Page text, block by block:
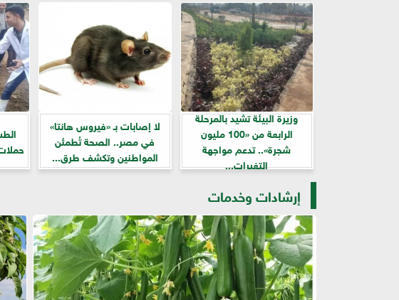
وزيرة البيئة تشيد بالمرحلة
الرابعة من «100 مليون
شجرة».. تدعم مواجهة
التغيرات...
لا إصابات بـ «فيروس هانتا»
في مصر.. الصحة تُطمئن
المواطنين وتكشف طرق...
إرشادات وخدمات